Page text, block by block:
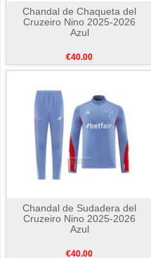
Chandal de Chaqueta del
Cruzeiro Nino 2025-2026
Azul
€40.00
Chandal de Sudadera del
Cruzeiro Nino 2025-2026
Azul
€40.00